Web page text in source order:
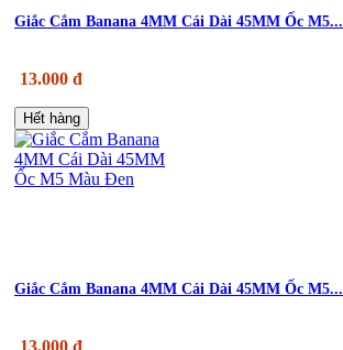
Giắc Cắm Banana 4MM Cái Dài 45MM Ốc M5...
13.000 đ
Hết hàng
Giắc Cắm Banana 4MM Cái Dài 45MM Ốc M5...
13.000 đ